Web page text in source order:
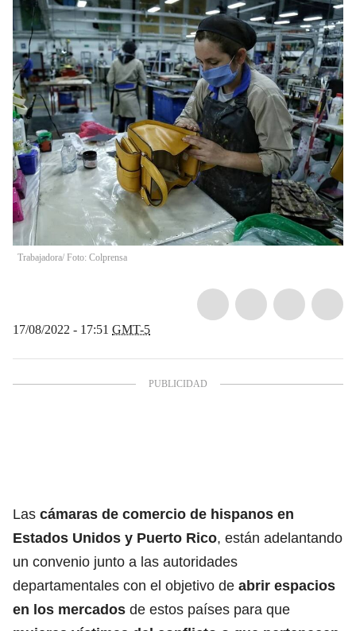
Trabajadora/ Foto: Colprensa
17/08/2022 - 17:51 GMT-5
Las cámaras de comercio de hispanos en
Estados Unidos y Puerto Rico, están adelantando
un convenio junto a las autoridades
departamentales con el objetivo de abrir espacios
en los mercados de estos países para que